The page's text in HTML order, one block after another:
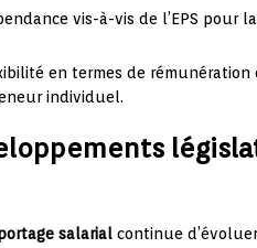
vis-à-vis de l’EPS pour
en termes de
individuel.
salarial continue